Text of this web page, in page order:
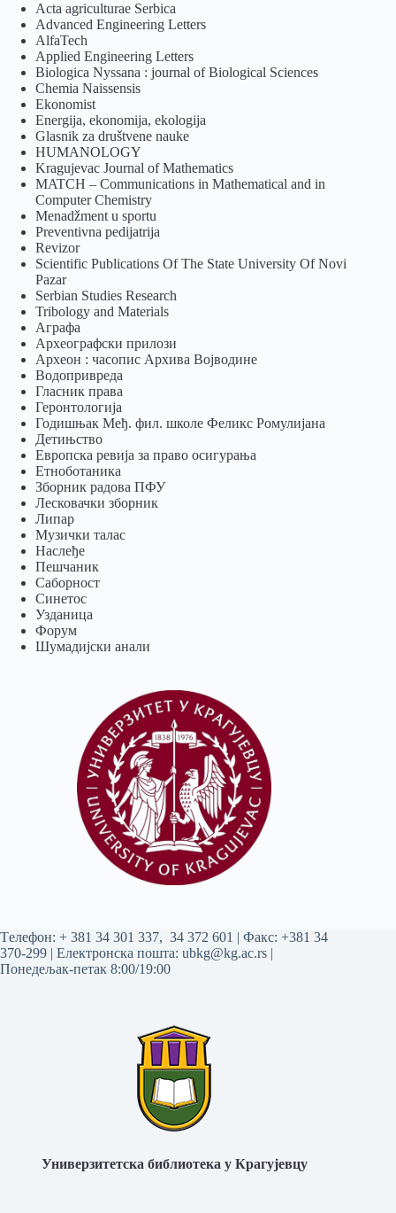
Acta agriculturae Serbica
Advanced Engineering Letters
AlfaTech
Applied Engineering Letters
Biologica Nyssana : journal of Biological Sciences
Chemia Naissensis
Ekonomist
Energija, ekonomija, ekologija
Glasnik za društvene nauke
HUMANOLOGY
Kragujevac Journal of Mathematics
MATCH – Communications in Mathematical and in
Computer Chemistry
Menadžment u sportu
Preventivna pedijatrija
Revizor
Scientific Publications Of The State University Of Novi
Pazar
Serbian Studies Research
Tribology and Materials
Аграфа
Археографски прилози
Археон : часопис Архива Војводине
Водопривреда
Гласник права
Геронтологија
Годишњак Међ. фил. школе Феликс Ромулијана
Детињство
Европска ревија за право осигурања
Eтноботаника
Зборник радова ПФУ
Лесковачки зборник
Липар
Музички талас
Наслеђе
Пешчаник
Саборност
Синетос
Узданица
Форум
Шумадијски анали
Tелефон: + 381 34 301 337, 34 372 601 | Факс: +381 34
370-299 | Електронска пошта: ubkg@kg.ac.rs |
Понедељак-петак 8:00/19:00
Универзитетска библиотека у Крагујевцу